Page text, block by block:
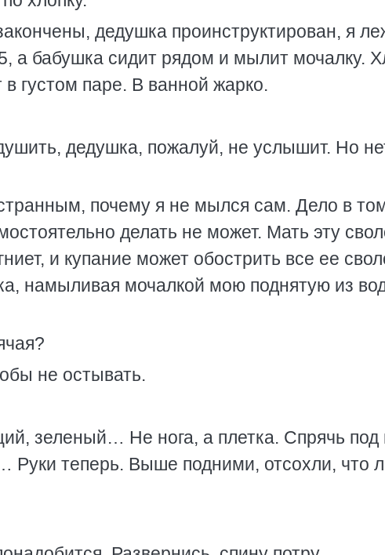
дедушка проинструктирован, я
а бабушка сидит рядом и мылит мочалку.
густом паре. В ванной жарко.
дедушка, пожалуй, не услышит. Но
почему я не мылся сам. Дело в
делать не может. Мать эту
и купание может обострить все ее
намыливая мочалкой мою поднятую из
не остывать.
зеленый… Не нога, а плетка. Спрячь под
Руки теперь. Выше подними, отсохли, что